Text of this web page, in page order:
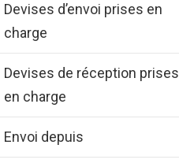
Devises d’envoi prises en
charge
Devises de réception prises
en charge
Envoi depuis